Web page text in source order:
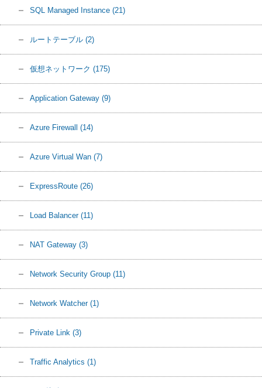
SQL Managed Instance (21)
ルートテーブル (2)
仮想ネットワーク (175)
Application Gateway (9)
Azure Firewall (14)
Azure Virtual Wan (7)
ExpressRoute (26)
Load Balancer (11)
NAT Gateway (3)
Network Security Group (11)
Network Watcher (1)
Private Link (3)
Traffic Analytics (1)